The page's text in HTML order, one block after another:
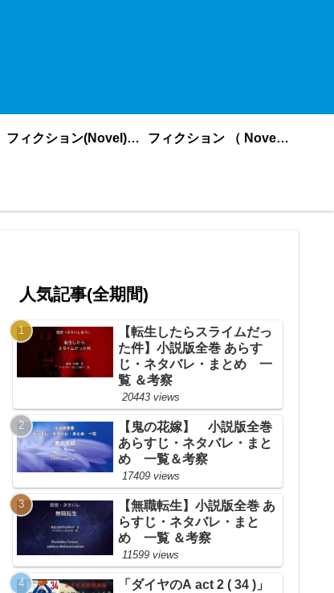
フィクション(Novel)更新順 フィクション （ Novel ） あいうえお順
人気記事(全期間)
【転生したらスライムだっ
た件】小説版全巻 あらす
じ・ネタバレ・まとめ 一
覧 ＆考察
20443 views
【鬼の花嫁】 小説版全巻
あらすじ・ネタバレ・まと
め 一覧＆考察
17409 views
【無職転生】小説版全巻 あ
らすじ・ネタバレ・まと
め 一覧 ＆考察
11599 views
「ダイヤのA act 2 ( 34 )」